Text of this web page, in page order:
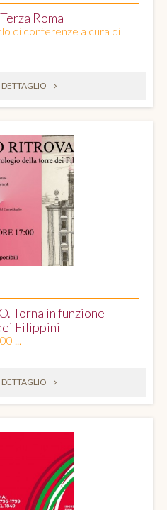
Roma
di conferenze a cura di
DETTAGLIO
Torna in funzione
Filippini
...
DETTAGLIO